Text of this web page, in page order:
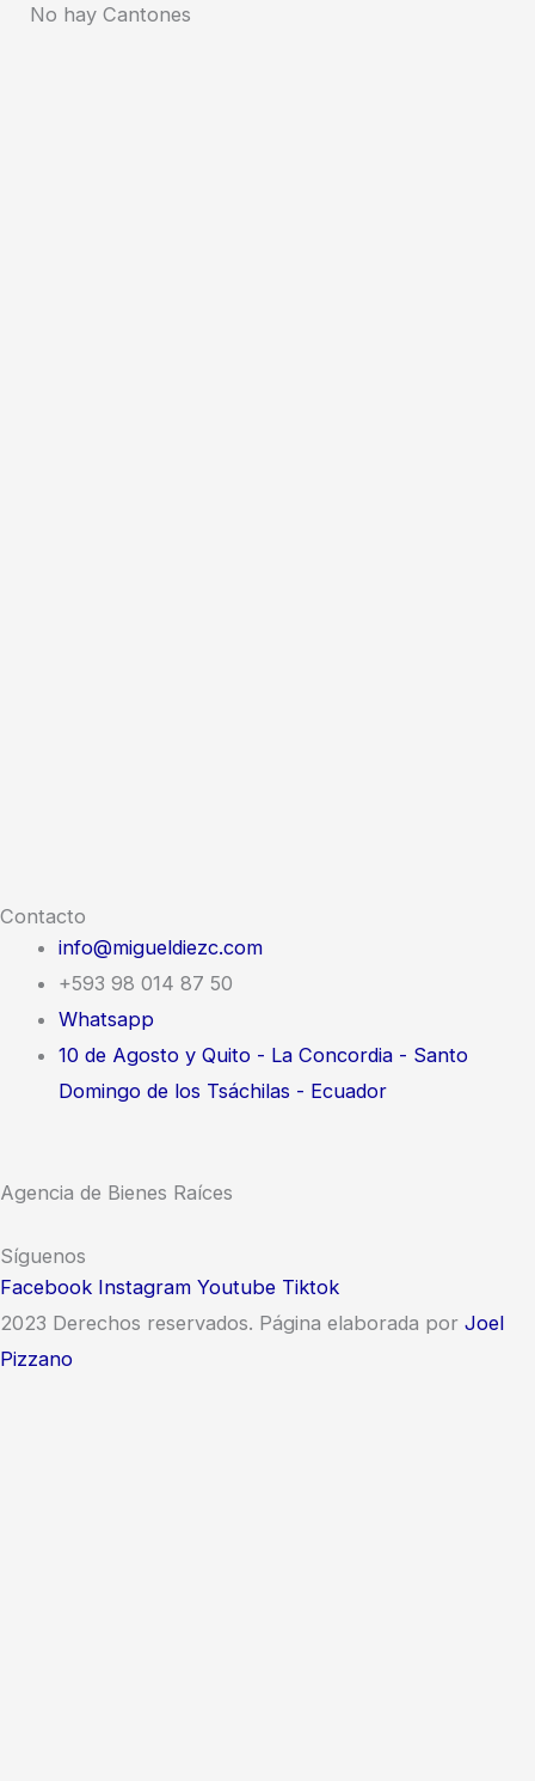
No hay Cantones
Contacto
info@migueldiezc.com
+593 98 014 87 50
Whatsapp
10 de Agosto y Quito - La Concordia - Santo
Domingo de los Tsáchilas - Ecuador
Agencia de Bienes Raíces
Síguenos
Facebook Instagram Youtube Tiktok
2023 Derechos reservados. Página elaborada por Joel
Pizzano